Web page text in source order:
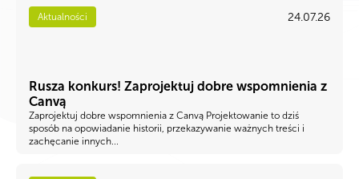
Aktualności 24.07.26
Rusza konkurs! Zaprojektuj dobre wspomnienia z
Canvą
Zaprojektuj dobre wspomnienia z Canvą Projektowanie to dziś
sposób na opowiadanie historii, przekazywanie ważnych treści i
zachęcanie innych...